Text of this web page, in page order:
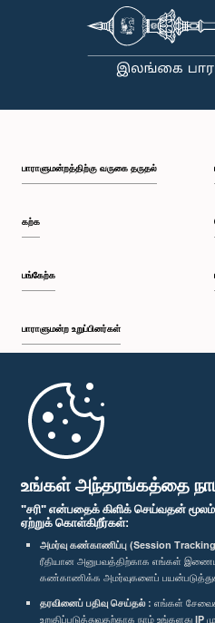
உங்கள் அந்தரங்கத்தை
"சரி" என்பதைக் கிளிக் செய்வதன்
ஏற்றுக் கொள்கிறீர்கள்:
அமர்வு கண்காணிப்பு (Session
ரீதியான அனுபவத்திற்காக எங்கள்
கண்காணிக்க அமர்வுகளைப்
தரவினைப் பதிவு செய்தல் : எங்கள்
உறுதிப்படுத்துவதற்காக நாம் உங்களது IP
பாராளுமன்றத்திற்கு வருகை தருதல்
கற்க
பங்கேற்க
பாராளுமன்ற உறுப்பினர்கள்
முதற்பக்கம்
பாராளுமன்ற கையடக்க செயலி
எம்மை பின்தொடர்க :
விருதுகள்